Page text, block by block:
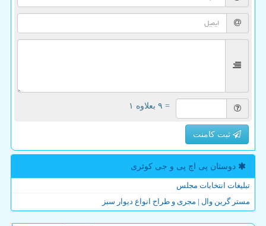
= ۹ بعلاوه ۱
ثبت کامنت
دوستان پی اچ پی و جی كوئری
تبلیغات انتخابات مجلس
مستر گرین وال | مجری و طراح انواع دیوار سبز